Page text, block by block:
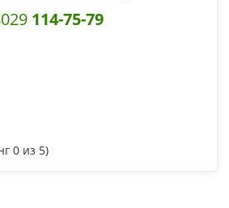
114-75-79
0 из 5)